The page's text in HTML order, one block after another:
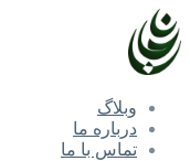
وبلاگ
درباره ما
تماس با ما